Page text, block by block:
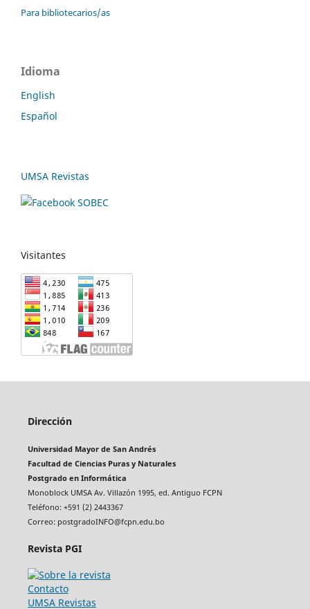
Para bibliotecarios/as
Idioma
English
Español
UMSA Revistas
Visitantes
Dirección
Universidad Mayor de San Andrés
Facultad de Ciencias Puras y Naturales
Postgrado en Informática
Monoblock UMSA Av. Villazón 1995, ed. Antiguo FCPN
Teléfono: +591 (2) 2443367
Correo: postgradoINFO@fcpn.edu.bo
Revista PGI
Contacto
UMSA Revistas